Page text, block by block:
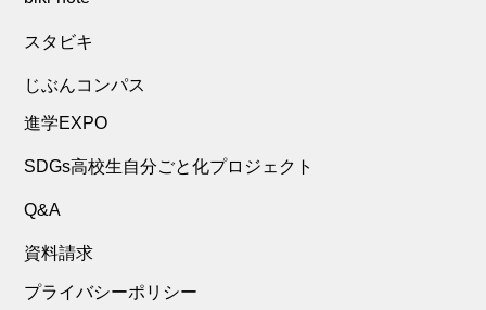
スタビキ
じぶんコンパス
進学EXPO
SDGs高校生自分ごと化プロジェクト
Q&A
資料請求
プライバシーポリシー